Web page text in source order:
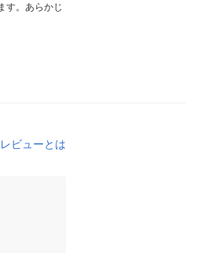
す。あらかじ
レビューとは